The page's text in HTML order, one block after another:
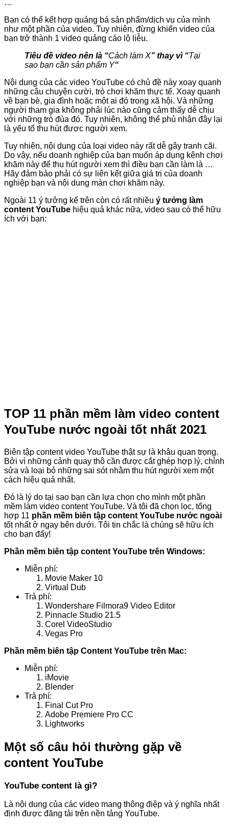
…
Bạn có thể kết hợp quảng bá sản phẩm/dịch vụ của mình
như một phần của video. Tuy nhiên, đừng khiến video của
bạn trở thành 1 video quảng cáo lộ liễu.
Tiêu đề video nên là “Cách làm X” thay vì “Tại
sao bạn cần sản phẩm Y“
Nội dung của các video YouTube có chủ đề này xoay quanh
những câu chuyện cười, trò chơi khăm thực tế. Xoay quanh
về bạn bè, gia đình hoặc một ai đó trong xã hội. Và những
người tham gia không phải lúc nào cũng cảm thấy dễ chịu
với những trò đùa đó. Tuy nhiên, không thể phủ nhận đây lại
là yếu tố thu hút được người xem.
Tuy nhiên, nội dung của loại video này rất dễ gây tranh cãi.
Do vậy, nếu doanh nghiệp của bạn muốn áp dụng kênh chơi
khăm này để thu hút người xem thì điều bạn cần làm là …
Hãy đảm bảo phải có sự liên kết giữa giá trị của doanh
nghiệp bạn và nội dung màn chơi khăm này.
Ngoài 11 ý tưởng kể trên còn có rất nhiều ý tưởng làm
content YouTube hiệu quả khác nữa, video sau có thể hữu
ích với bạn:
TOP 11 phần mềm làm video content
YouTube nước ngoài tốt nhất 2021
Biên tập content video YouTube thật sự là khâu quan trọng.
Bởi vì những cảnh quay thô cần được cắt ghép hợp lý, chỉnh
sửa và loại bỏ những sai sót nhằm thu hút người xem một
cách hiệu quả nhất.
Đó là lý do tại sao bạn cần lựa chọn cho mình một phần
mềm làm video content YouTube. Và tôi đã chọn lọc, tổng
hợp 11 phần mềm biên tập content YouTube nước ngoài
tốt nhất ở ngay bên dưới. Tôi tin chắc là chúng sẽ hữu ích
cho bạn đấy!
Phần mềm biên tập content YouTube trên Windows:
Miễn phí:
Movie Maker 10
Virtual Dub
Trả phí:
Wondershare Filmora9 Video Editor
Pinnacle Studio 21.5
Corel VideoStudio
Vegas Pro
Phần mềm biên tập Content YouTube trên Mac:
Miễn phí:
iMovie
Blender
Trả phí:
Final Cut Pro
Adobe Premiere Pro CC
Lightworks
Một số câu hỏi thường gặp về
content YouTube
YouTube content là gì?
Là nội dung của các video mang thông điệp và ý nghĩa nhất
định được đăng tải trên nền tảng YouTube.